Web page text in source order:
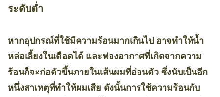
ระดับต่ำ
หากอุปกรณ์ที่ใช้มีความร้อนมากเกินไป อาจทำให้น้ำ
หล่อเลี้ยงในเดือดได้ และฟองอากาศที่เกิดจากความ
ร้อนก็จะก่อตัวขึ้นภายในเส้นผมที่อ่อนตัว ซึ่งนับเป็นอีก
หนึ่งสาเหตุที่ทำให้ผมเสีย ดังนั้นการใช้ความร้อนกับ